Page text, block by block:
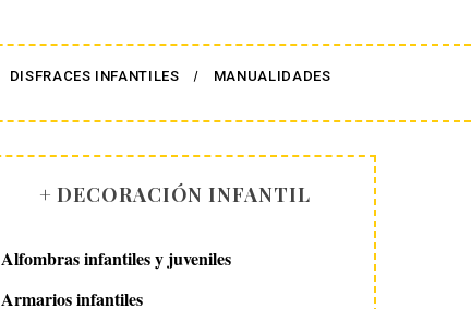
DISFRACES INFANTILES MANUALIDADES
+ DECORACIÓN INFANTIL
Alfombras infantiles y juveniles
Armarios infantiles